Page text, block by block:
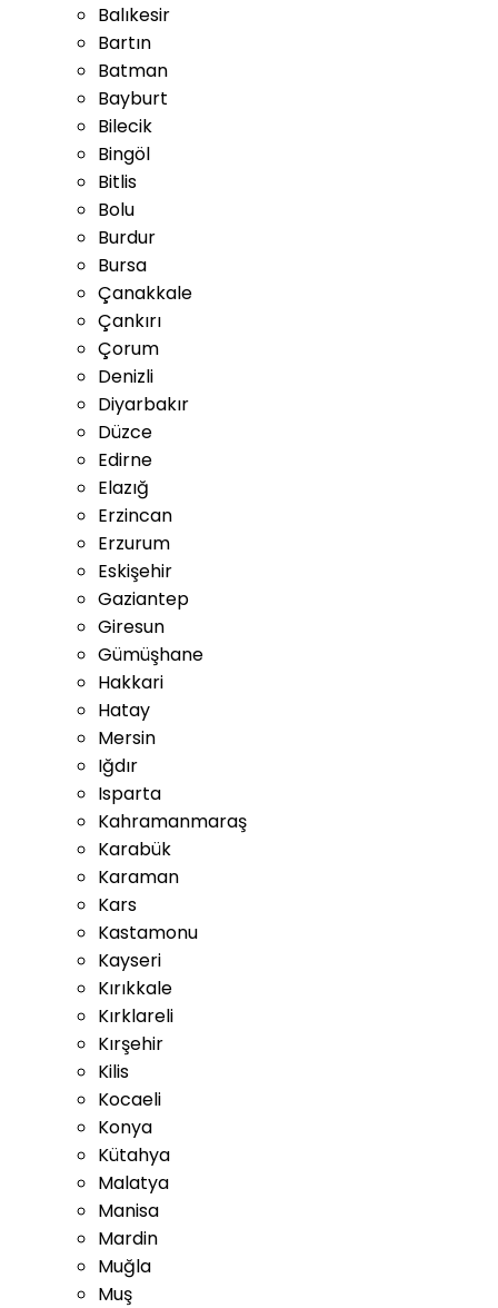
Balıkesir
Bartın
Batman
Bayburt
Bilecik
Bingöl
Bitlis
Bolu
Burdur
Bursa
Çanakkale
Çankırı
Çorum
Denizli
Diyarbakır
Düzce
Edirne
Elazığ
Erzincan
Erzurum
Eskişehir
Gaziantep
Giresun
Gümüşhane
Hakkari
Hatay
Mersin
Iğdır
Isparta
Kahramanmaraş
Karabük
Karaman
Kars
Kastamonu
Kayseri
Kırıkkale
Kırklareli
Kırşehir
Kilis
Kocaeli
Konya
Kütahya
Malatya
Manisa
Mardin
Muğla
Muş